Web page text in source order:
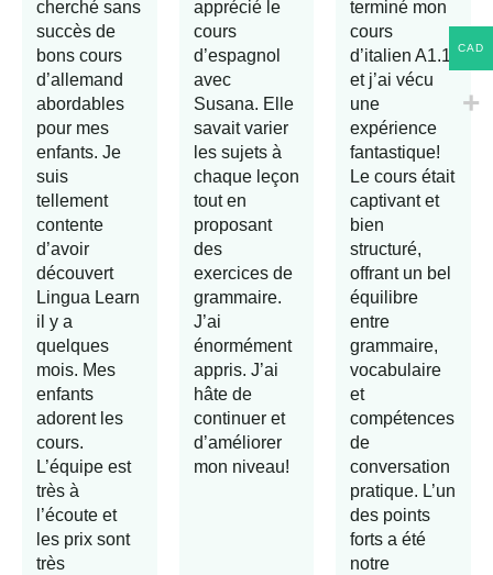
cherché sans
succès de
bons cours
d’allemand
abordables
pour mes
enfants. Je
suis
tellement
contente
d’avoir
découvert
Lingua Learn
il y a
quelques
mois. Mes
enfants
adorent les
cours.
L’équipe est
très à
l’écoute et
les prix sont
très
apprécié le
cours
d’espagnol
avec
Susana. Elle
savait varier
les sujets à
chaque leçon
tout en
proposant
des
exercices de
grammaire.
J’ai
énormément
appris. J’ai
hâte de
continuer et
d’améliorer
mon niveau!
terminé mon
cours
d’italien A1.1
et j’ai vécu
une
expérience
fantastique!
Le cours était
captivant et
bien
structuré,
offrant un bel
équilibre
entre
grammaire,
vocabulaire
et
compétences
de
conversation
pratique. L’un
des points
forts a été
notre
CAD